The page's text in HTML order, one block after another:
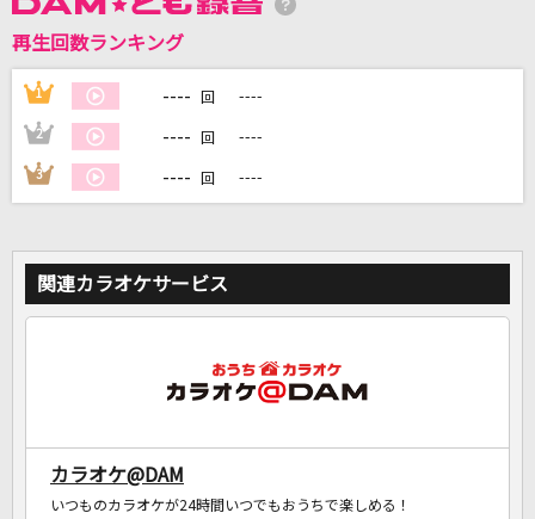
再生回数ランキング
1 ---- 回 ----
2 ---- 回 ----
3 ---- 回 ----
関連カラオケサービス
カラオケ@DAM
いつものカラオケが24時間いつでもおうちで楽しめる！